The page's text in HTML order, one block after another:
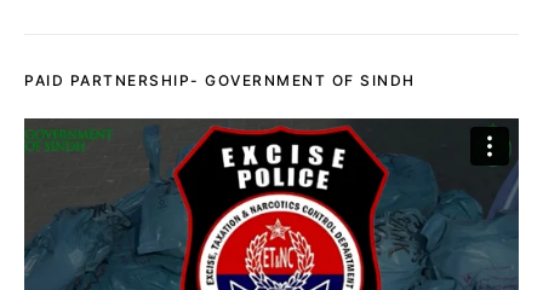
PAID PARTNERSHIP- GOVERNMENT OF SINDH